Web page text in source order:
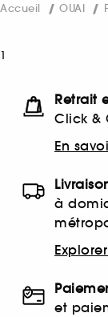
Accueil OUAI
1
Retrait
Click &
En
à
et